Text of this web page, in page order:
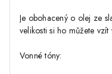
Je obohacený o olej ze
velikosti si ho můžete vzít
Vonné tóny: